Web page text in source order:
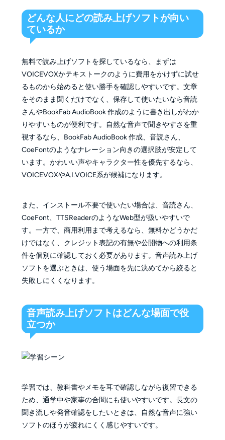
どんな人にどの読み上げソフトが向い
ているか
無料で読み上げソフトを探しているなら、まずは
VOICEVOXかテキストークのように費用をかけずに試せ
るものから始めると使い勝手を確認しやすいです。文章
をそのまま聞くだけでなく、保存して使いたいなら音読
さんやBookFab AudioBook 作成のように書き出しがわか
りやすいものが便利です。自然な音声で聞きやすさを重
視するなら、BookFab AudioBook 作成、音読さん、
CoeFontのようなナレーション向きの選択肢が安定して
います。かわいい声やキャラクター性を優先するなら、
VOICEVOXやA.I.VOICE系が候補になります。
また、インストール不要で使いたい場合は、音読さん、
CoeFont、TTSReaderのようなWeb型が扱いやすいで
す。一方で、商用利用まで考えるなら、無料かどうかだ
けではなく、クレジット表記の有無や公開物への利用条
件を個別に確認しておく必要があります。音声読み上げ
ソフトを選ぶときは、使う場面を先に決めてから絞ると
失敗しにくくなります。
音声読み上げソフトはどんな場面で役
立つか
学習では、教科書やメモを耳で確認しながら復習できる
ため、通学中や家事の合間にも使いやすいです。長文の
聞き流しや発音確認をしたいときは、自然な音声に強い
ソフトのほうが疲れにくく感じやすいです。